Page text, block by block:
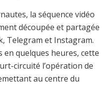
la séquence vidéo
découpée et partagée
Telegram et Instagram.
en quelques heures, cette
circuité l’opération de
au centre du